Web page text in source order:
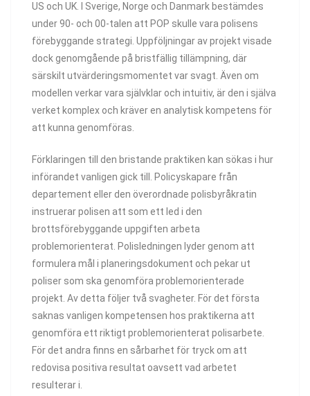
US och UK. I Sverige, Norge och Danmark bestämdes
under 90- och 00-talen att POP skulle vara polisens
förebyggande strategi. Uppföljningar av projekt visade
dock genomgående på bristfällig tillämpning, där
särskilt utvärderingsmomentet var svagt. Även om
modellen verkar vara självklar och intuitiv, är den i själva
verket komplex och kräver en analytisk kompetens för
att kunna genomföras.
Förklaringen till den bristande praktiken kan sökas i hur
införandet vanligen gick till. Policyskapare från
departement eller den överordnade polisbyråkratin
instruerar polisen att som ett led i den
brottsförebyggande uppgiften arbeta
problemorienterat. Polisledningen lyder genom att
formulera mål i planeringsdokument och pekar ut
poliser som ska genomföra problemorienterade
projekt. Av detta följer två svagheter. För det första
saknas vanligen kompetensen hos praktikerna att
genomföra ett riktigt problemorienterat polisarbete.
För det andra finns en sårbarhet för tryck om att
redovisa positiva resultat oavsett vad arbetet
resulterar i.